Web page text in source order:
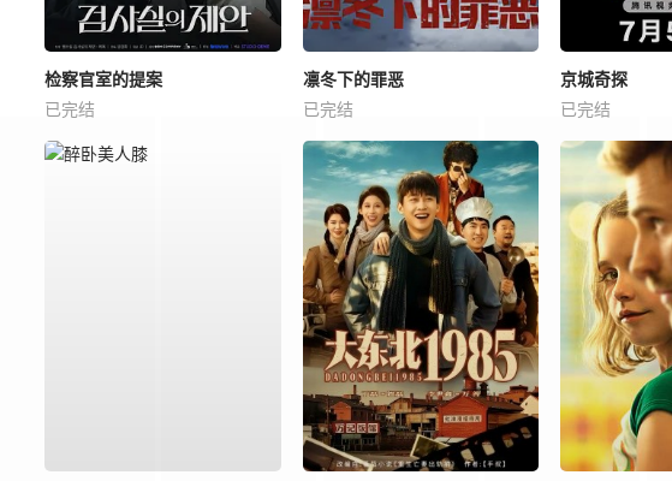
检察官室的提案
已完结
凛冬下的罪恶
已完结
京城奇探
已完结